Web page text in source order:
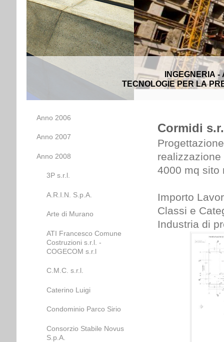
INGEGNERIA
TECNOLOGIE PER LA
Cormidi
4000 mq sito
Importo
Classi e
Industria di
Anno 2006
Anno 2007
Anno 2008
3P s.r.l.
A.R.I.N. S.p.A.
Arte di Murano
ATI Francesco Comune
Costruzioni s.r.l. -
COGECOM s.r.l
C.M.C. s.r.l.
Caterino Luigi
Condominio Parco Sirio
Consorzio Stabile Novus
S.p.A.